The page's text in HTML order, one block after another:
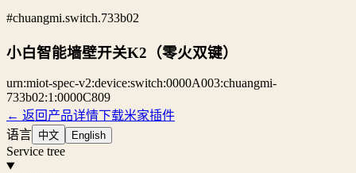
#chuangmi.switch.733b02
小白智能墙壁开关K2（零火双键）
urn:miot-spec-v2:device:switch:0000A003:chuangmi-
733b02:1:0000C809
← 返回产品详情下载米家插件
语言 中文 English
Service tree